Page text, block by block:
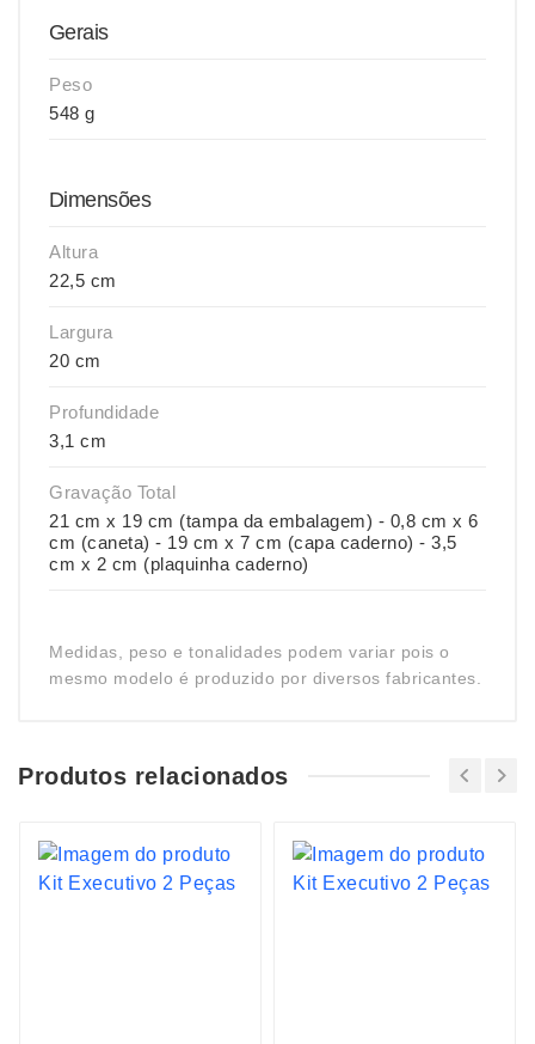
Gerais
Peso
548 g
Dimensões
Altura
22,5 cm
Largura
20 cm
Profundidade
3,1 cm
Gravação Total
21 cm x 19 cm (tampa da embalagem) - 0,8 cm x 6
cm (caneta) - 19 cm x 7 cm (capa caderno) - 3,5
cm x 2 cm (plaquinha caderno)
Medidas, peso e tonalidades podem variar pois o
mesmo modelo é produzido por diversos fabricantes.
Produtos relacionados